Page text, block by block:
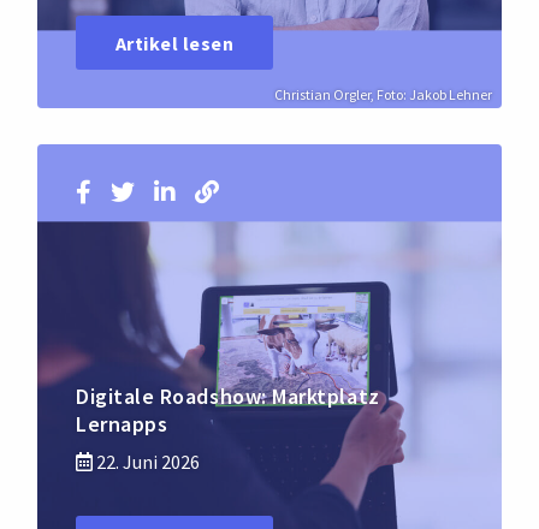
Christian Orgler, Foto: Jakob Lehner
Artikel lesen
Digitale Roadshow: Marktplatz
Lernapps
22. Juni 2026